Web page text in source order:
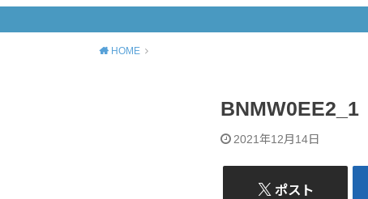
HOME
BNMW0EE2_1
2021年12月14日
ポスト